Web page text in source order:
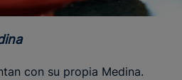
con su propia Medina.